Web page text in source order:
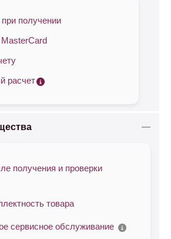
получении
расчет
получения и проверки
товара
сервисное обслуживание